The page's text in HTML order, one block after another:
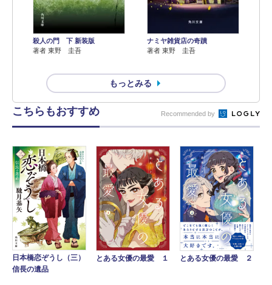
殺人の門 下 新装版
著者 東野 圭吾
ナミヤ雑貨店の奇蹟
著者 東野 圭吾
もっとみる
こちらもおすすめ Recommended by
日本橋恋ぞうし（三）
信長の遺品
とある女優の最愛 １ とある女優の最愛 ２